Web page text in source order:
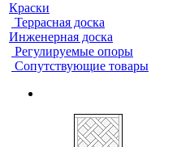
Краски
Террасная доска
Инженерная доска
Регулируемые опоры
Сопутствующие товары